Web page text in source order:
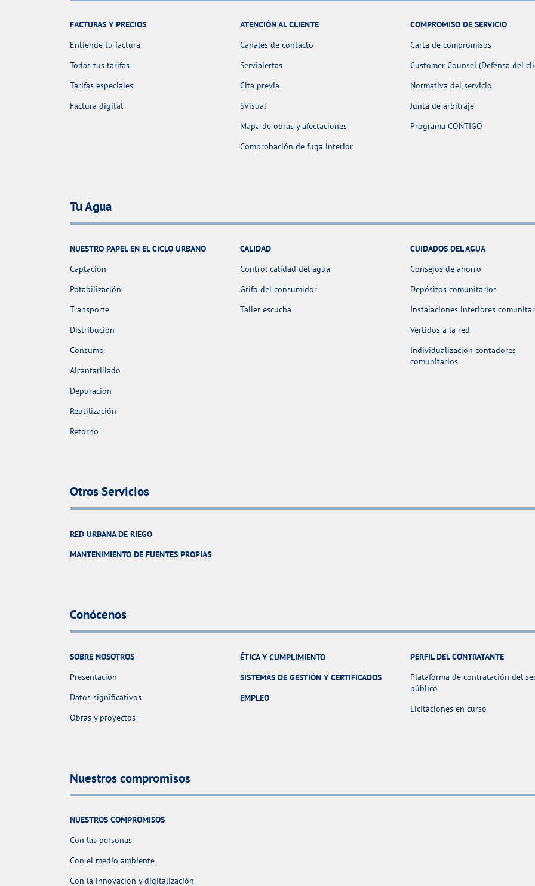
FACTURAS Y PRECIOS
Entiende tu factura
Todas tus tarifas
Tarifas especiales
Factura digital
ATENCIÓN AL CLIENTE
Canales de contacto
Servialertas
Cita previa
SVisual
Mapa de obras y afectaciones
Comprobación de fuga interior
COMPROMISO DE SERVICIO
Carta de compromisos
Customer Counsel (Defensa del
Normativa del servicio
Junta de arbitraje
Programa CONTIGO
Tu Agua
NUESTRO PAPEL EN EL CICLO URBANO
Captación
Potabilización
Transporte
Distribución
Consumo
Alcantarillado
Depuración
Reutilización
Retorno
CALIDAD
Control calidad del agua
Grifo del consumidor
Taller escucha
CUIDADOS DEL AGUA
Consejos de ahorro
Depósitos comunitarios
Instalaciones interiores
Vertidos a la red
Individualización contadores
comunitarios
Otros Servicios
RED URBANA DE RIEGO
MANTENIMIENTO DE FUENTES PROPIAS
Conócenos
SOBRE NOSOTROS
Presentación
Datos significativos
Obras y proyectos
ÉTICA Y CUMPLIMIENTO
SISTEMAS DE GESTIÓN Y CERTIFICADOS
EMPLEO
PERFIL DEL CONTRATANTE
Plataforma de contratación del
público
Licitaciones en curso
Nuestros compromisos
NUESTROS COMPROMISOS
Con las personas
Con el medio ambiente
Con la innovacion y digitalización